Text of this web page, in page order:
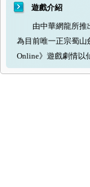
遊戲介紹
由中華網龍所推出
為目前唯一正宗蜀
Online》遊戲劇情以